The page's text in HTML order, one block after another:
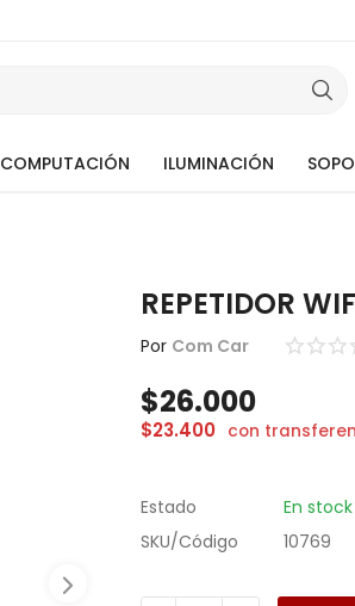
COMPUTACIÓN ILUMINACIÓN
REPETIDOR
Por Com Car
$26.000
$23.400 con
Estado
En stock
SKU/Código
10769